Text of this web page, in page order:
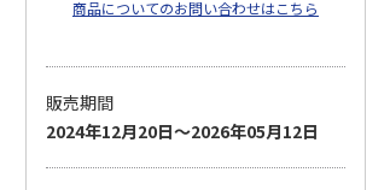
商品についてのお問い合わせはこちら
販売期間
2024年12月20日～2026年05月12日